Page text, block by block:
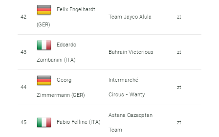
42
Felix Engelhardt
(GER)
Team Jayco Alula zt
43
Edoardo
Zambanini (ITA)
Bahrain Victorious zt
44
Georg
Zimmermann (GER)
Intermarché -
Circus - Wanty
zt
45 Fabio Felline (ITA)
Astana Qazaqstan
Team
zt